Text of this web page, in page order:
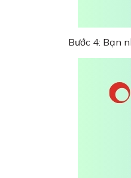
Bước 4: Bạn